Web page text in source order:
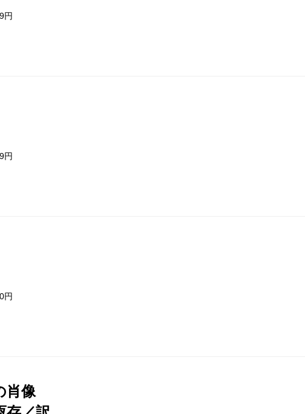
円
円
円
肖像